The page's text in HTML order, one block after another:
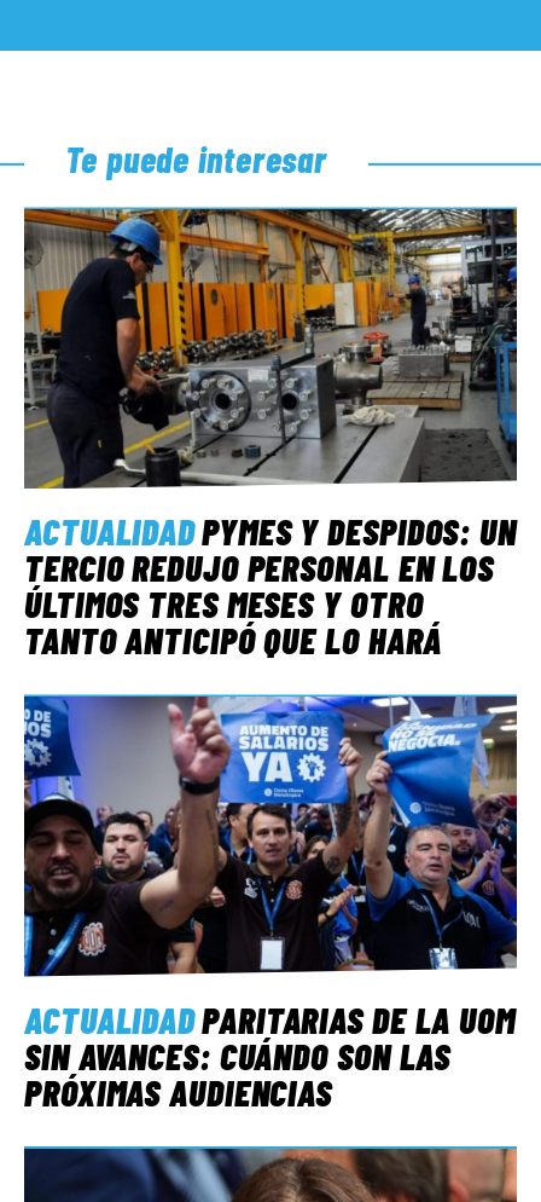
Te puede interesar
ACTUALIDADPYMES Y DESPIDOS: UN
TERCIO REDUJO PERSONAL EN LOS
ÚLTIMOS TRES MESES Y OTRO
TANTO ANTICIPÓ QUE LO HARÁ
ACTUALIDADPARITARIAS DE LA UOM
SIN AVANCES: CUÁNDO SON LAS
PRÓXIMAS AUDIENCIAS